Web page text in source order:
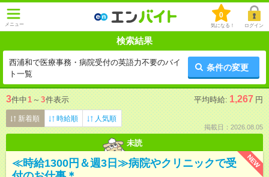
メニュー
0
気になる！ ログイン
検索結果
西浦和で医療事務・病院受付の英語力不要のバイ
ト一覧
条件の変更
3件中1 ～ 3件表示 平均時給: 1,267 円
新着順 時給順 人気順
掲載日：2026.08.05
未読
NEW
≪時給1300円＆週3日≫病院やクリニックで受